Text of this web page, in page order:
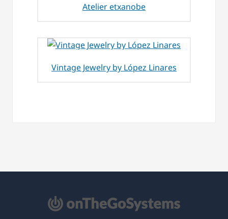
Atelier etxanobe
Vintage Jewelry by López Linares